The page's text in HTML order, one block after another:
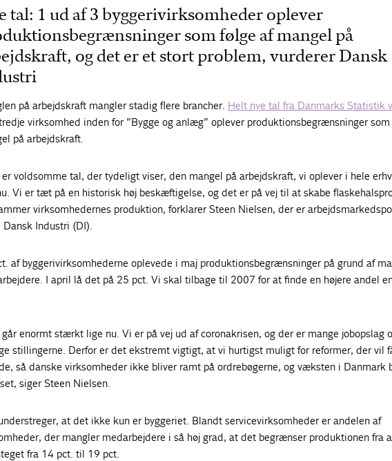
tal: 1 ud af 3 byggerivirksomheder oplever
som følge af mangel på
og det er et stort problem, vurderer Dansk
på arbejdskraft mangler stadig flere brancher. Helt nye tal fra Danmarks Statistik
virksomhed inden for ”Bygge og anlæg” oplever produktionsbegrænsninger
på arbejdskraft.
voldsomme tal, der tydeligt viser, den mangel på arbejdskraft, vi oplever i hele
Vi er tæt på en historisk høj beskæftigelse, og det er på vej til at skabe
virksomhedernes produktion, forklarer Steen Nielsen, der er
Dansk Industri (DI).
af byggerivirksomhederne oplevede i maj produktionsbegrænsninger på grund af
I april lå det på 25 pct. Vi skal tilbage til 2007 for at finde en højere andel
enormt stærkt lige nu. Vi er på vej ud af coronakrisen, og der er mange jobopslag
stillingerne. Derfor er det ekstremt vigtigt, at vi hurtigst muligt for reformer, der vil
så danske virksomheder ikke bliver ramt på ordrebøgerne, og væksten i Danmark
siger Steen Nielsen.
at det ikke kun er byggeriet. Blandt servicevirksomheder er andelen af
der mangler medarbejdere i så høj grad, at det begrænser produktionen fra
fra 14 pct. til 19 pct.